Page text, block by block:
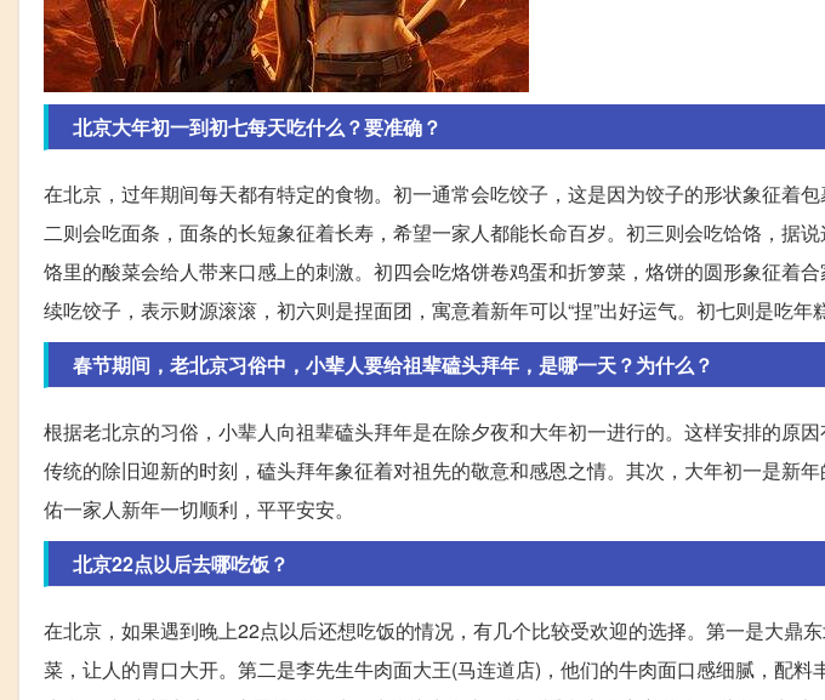
北京大年初一到初七每天吃什么？要准确？
在北京，过年期间每天都有特定的食物。初一通常会吃饺子，这是因为饺子的形状象征着
二则会吃面条，面条的长短象征着长寿，希望一家人都能长命百岁。初三则会吃饸饹，据
饹里的酸菜会给人带来口感上的刺激。初四会吃烙饼卷鸡蛋和折箩菜，烙饼的圆形象征着
续吃饺子，表示财源滚滚，初六则是捏面团，寓意着新年可以“捏”出好运气。初七则是吃年
春节期间，老北京习俗中，小辈人要给祖辈磕头拜年，是哪一天？为什么？
根据老北京的习俗，小辈人向祖辈磕头拜年是在除夕夜和大年初一进行的。这样安排的原
传统的除旧迎新的时刻，磕头拜年象征着对祖先的敬意和感恩之情。其次，大年初一是新
佑一家人新年一切顺利，平平安安。
北京22点以后去哪吃饭？
在北京，如果遇到晚上22点以后还想吃饭的情况，有几个比较受欢迎的选择。第一是大鼎
菜，让人的胃口大开。第二是李先生牛肉面大王(马连道店)，他们的牛肉面口感细腻，配